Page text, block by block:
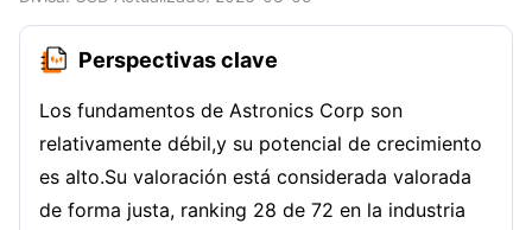
Perspectivas clave
Los fundamentos de Astronics Corp son
relativamente débil,y su potencial de crecimiento
es alto.Su valoración está considerada valorada
de forma justa, ranking 28 de 72 en la industria